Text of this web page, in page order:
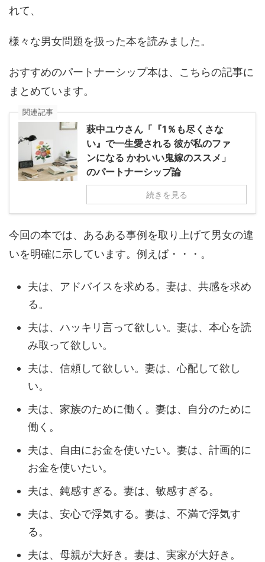
れて、
様々な男女問題を扱った本を読みました。
おすすめのパートナーシップ本は、こちらの記事に
まとめています。
関連記事
萩中ユウさん「『1％も尽くさな
い』で一生愛される 彼が私のファ
ンになる かわいい鬼嫁のススメ」
のパートナーシップ論
続きを見る
今回の本では、あるある事例を取り上げて男女の違
いを明確に示しています。例えば・・・。
夫は、アドバイスを求める。妻は、共感を求め
る。
夫は、ハッキリ言って欲しい。妻は、本心を読
み取って欲しい。
夫は、信頼して欲しい。妻は、心配して欲し
い。
夫は、家族のために働く。妻は、自分のために
働く。
夫は、自由にお金を使いたい。妻は、計画的に
お金を使いたい。
夫は、鈍感すぎる。妻は、敏感すぎる。
夫は、安心で浮気する。妻は、不満で浮気す
る。
夫は、母親が大好き。妻は、実家が大好き。